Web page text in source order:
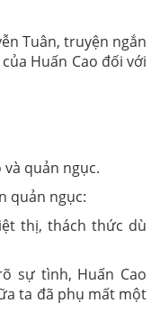
Tuân, truyện ngắn
Huấn Cao đối với
quản ngục.
quản ngục:
thị, thách thức dù
sự tình, Huấn Cao
ta đã phụ mất một